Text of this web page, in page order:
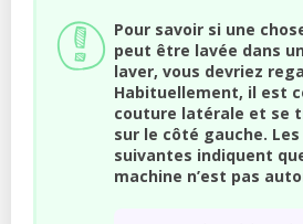
Pour savoir si une
peut être lavée dans
laver, vous devriez
Habituellement, il est
couture latérale et se
sur le côté gauche.
suivantes indiquent
machine n’est pas